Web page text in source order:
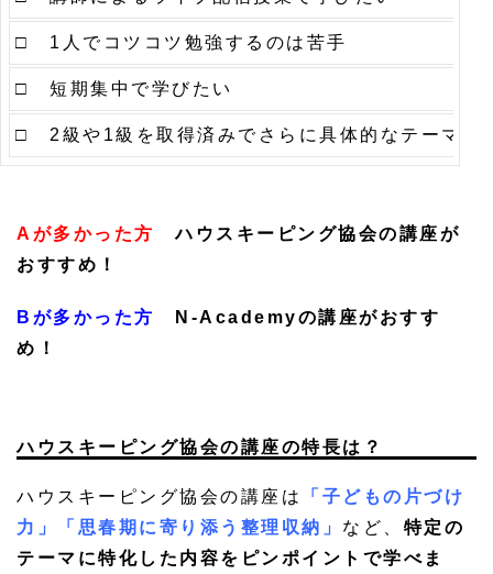
□ 1人でコツコツ勉強するのは苦手
□ 短期集中で学びたい
□ 2級や1級を取得済みでさらに具体的なテーマに
A が多かった方
ハウスキーピング協会の講座が
おすすめ！
B が多かった方 N-Academyの講座がおすす
め！
ハウスキーピング協会の講座の特長は？
ハウスキーピング協会の講座は
「子どもの片づけ
力」「思春期に寄り添う整理収納」 など、 特定の
テーマに特化した内容をピンポイントで学べま